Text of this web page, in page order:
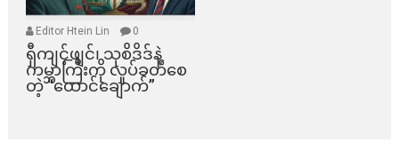
Editor Htein Lin 0
ရှီကျင့်ဖျင်၊ သုစိဒိဒ်နဲ့
ကမ္ဘာကြီးကို လှုပ်ခတ်စေ
တဲ့ “ထောင်ချောက်”